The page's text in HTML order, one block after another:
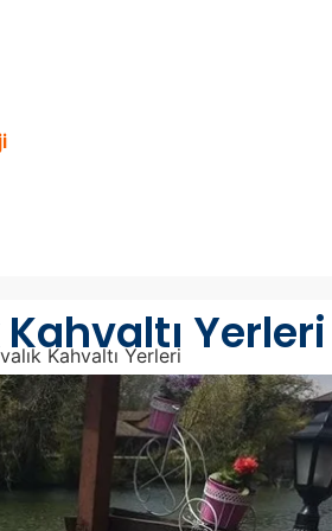
Kahvaltı Yerleri
Kahvaltı Yerleri